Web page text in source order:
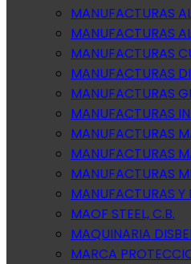
MANUFACTURAS
MANUFACTURAS
MANUFACTURAS
MANUFACTURAS
MANUFACTURAS
MANUFACTURAS
MANUFACTURAS
MANUFACTURAS
MANUFACTURAS
MANUFACTURAS Y
MAOF STEEL, C.B.
MAQUINARIA
MARCA